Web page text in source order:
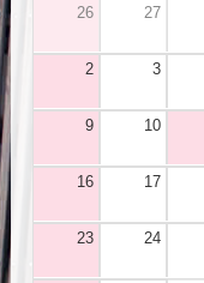
26 27
2 3
9 10
16 17
23 24